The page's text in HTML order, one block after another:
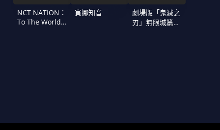
NCT NATION：
To The World
寅娜知音
劇場版「鬼滅之
刃」無限城篇